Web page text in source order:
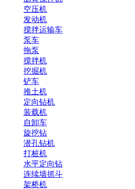
空压机
发动机
搅拌运输车
泵车
拖泵
搅拌机
挖掘机
铲车
推土机
定向钻机
装载机
自卸车
旋挖钻
潜孔钻机
打桩机
水平定向钻
连续墙抓斗
架桥机